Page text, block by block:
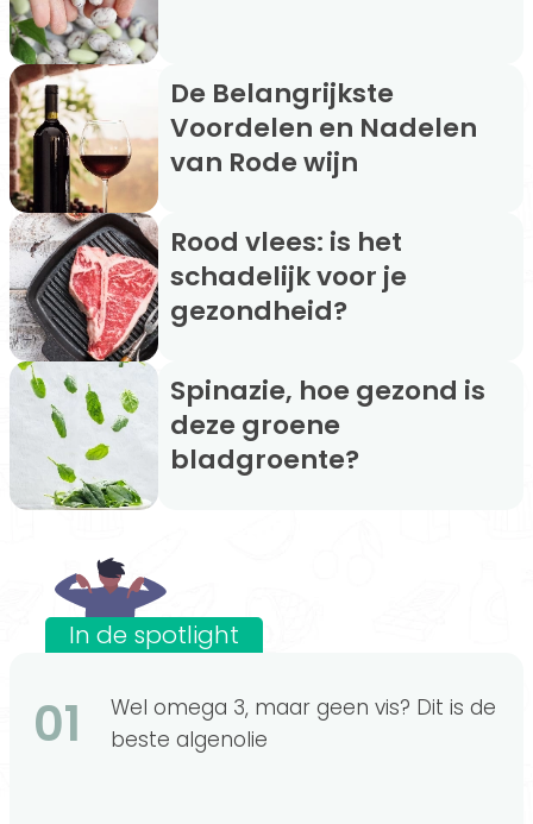
De Belangrijkste
Voordelen en Nadelen
van Rode wijn
Rood vlees: is het
schadelijk voor je
gezondheid?
Spinazie, hoe gezond is
deze groene
bladgroente?
In de spotlight
01
Wel omega 3, maar geen vis? Dit is de
beste algenolie